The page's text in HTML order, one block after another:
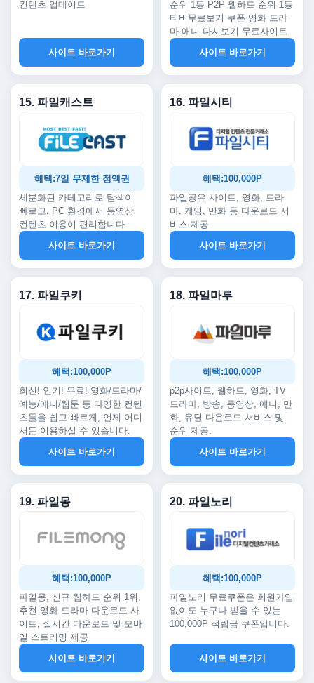
컨텐츠 업데이트
사이트 바로가기
순위 1등 P2P 웹하드 순위 1등
티비무료보기 쿠폰 영화 드라
마 애니 다시보기 무료사이트
사이트 바로가기
15. 파일캐스트
혜택:7일 무제한 정액권
세분화된 카테고리로 탐색이
빠르고, PC 환경에서 동영상
컨텐츠 이용이 편리합니다.
사이트 바로가기
16. 파일시티
혜택:100,000P
파일공유 사이트, 영화, 드라
마, 게임, 만화 등 다운로드 서
비스 제공
사이트 바로가기
17. 파일쿠키
혜택:100,000P
최신! 인기! 무료! 영화/드라마/
예능/애니/웹툰 등 다양한 컨텐
츠들을 쉽고 빠르게, 언제 어디
서든 이용하실 수 있습니다.
사이트 바로가기
18. 파일마루
혜택:100,000P
p2p사이트, 웹하드, 영화, TV
드라마, 방송, 동영상, 애니, 만
화, 유틸 다운로드 서비스 및
순위 제공.
사이트 바로가기
19. 파일몽
혜택:100,000P
파일몽, 신규 웹하드 순위 1위,
추천 영화 드라마 다운로드 사
이트, 실시간 다운로드 및 모바
일 스트리밍 제공
사이트 바로가기
20. 파일노리
혜택:100,000P
파일노리 무료쿠폰은 회원가입
없이도 누구나 받을 수 있는
100,000P 적립금 쿠폰입니다.
사이트 바로가기